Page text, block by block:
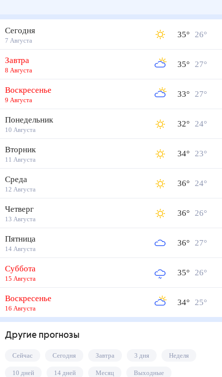
Сегодня
7 Августа
35° 26°
Завтра
8 Августа
35° 27°
Воскресенье
9 Августа
33° 27°
Понедельник
10 Августа
32° 24°
Вторник
11 Августа
34° 23°
Среда
12 Августа
36° 24°
Четверг
13 Августа
36° 26°
Пятница
14 Августа
36° 27°
Суббота
15 Августа
35° 26°
Воскресенье
16 Августа
34° 25°
Другие прогнозы
Сейчас Сегодня Завтра 3 дня Неделя
10 дней 14 дней Месяц Выходные